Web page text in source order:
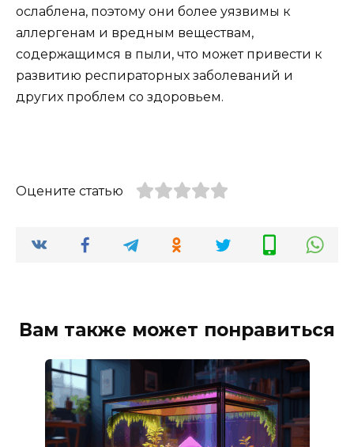
ослаблена, поэтому они более уязвимы к
аллергенам и вредным веществам,
содержащимся в пыли, что может привести к
развитию респираторных заболеваний и
других проблем со здоровьем.
Оцените статью
Вам также может понравиться